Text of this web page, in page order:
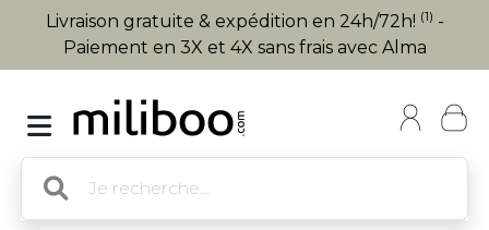
Livraison gratuite & expédition en 24h/72h! (1) -
Paiement en 3X et 4X sans frais avec Alma